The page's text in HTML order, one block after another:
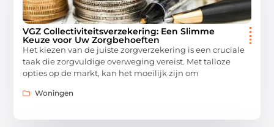
VGZ Collectiviteitsverzekering: Een Slimme
Keuze voor Uw Zorgbehoeften
Het kiezen van de juiste zorgverzekering is een cruciale
taak die zorgvuldige overweging vereist. Met talloze
opties op de markt, kan het moeilijk zijn om
Woningen